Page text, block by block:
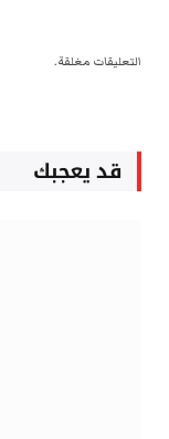
التعليقات مغلقة.
قد يعجبك